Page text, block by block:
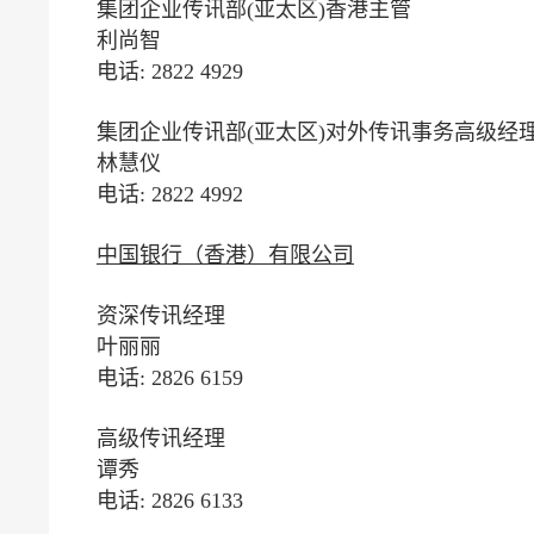
集团企业传讯部(亚太区)香港主管
利尚智
电话: 2822 4929
集团企业传讯部(亚太区)对外传讯事务高级经
林慧仪
电话: 2822 4992
中国银行（香港）有限公司
资深传讯经理
叶丽丽
电话: 2826 6159
高级传讯经理
谭秀
电话: 2826 6133